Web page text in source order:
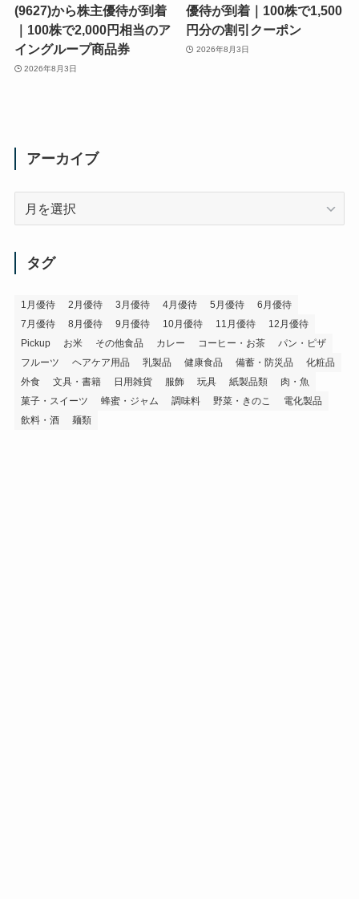
(9627)から株主優待が到着
｜100株で2,000円相当のア
イングループ商品券
2026年8月3日
優待が到着｜100株で1,500
円分の割引クーポン
2026年8月3日
アーカイブ
タグ
1月優待 2月優待 3月優待 4月優待 5月優待
6月優待
7月優待
8月優待 9月優待 10月優待 11月優待
12月優待
Pickup
お米 その他食品 カレー コーヒー・お茶
パン・ピザ
フルーツ
ヘアケア用品 乳製品 健康食品 備蓄・防災品
化粧品
外食
文具・書籍 日用雑貨 服飾 玩具 紙製品類
肉・魚
菓子・スイーツ
蜂蜜・ジャム 調味料 野菜・きのこ
電化製品
飲料・酒
麺類